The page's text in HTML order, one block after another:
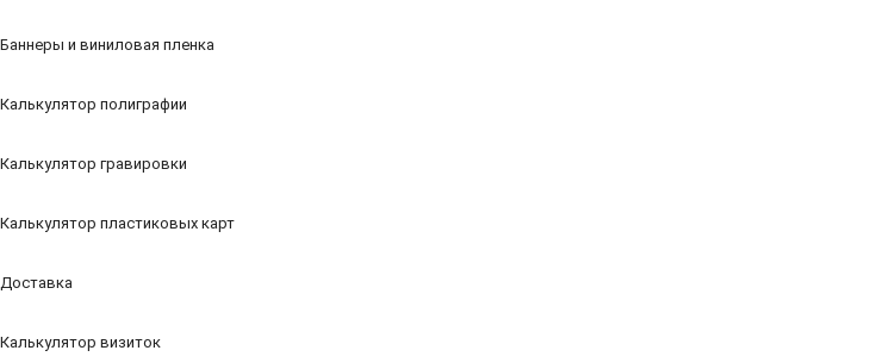
Баннеры и виниловая пленка
Калькулятор полиграфии
Калькулятор гравировки
Калькулятор пластиковых карт
Доставка
Калькулятор визиток